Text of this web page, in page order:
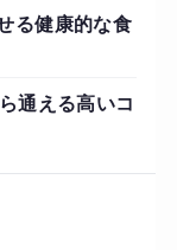
る健康的な食
通える高いコ